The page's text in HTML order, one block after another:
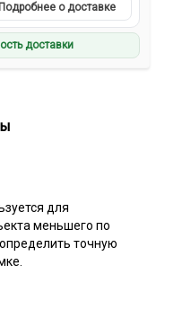
Подробнее о доставке
доставки
для
меньшего по
точную